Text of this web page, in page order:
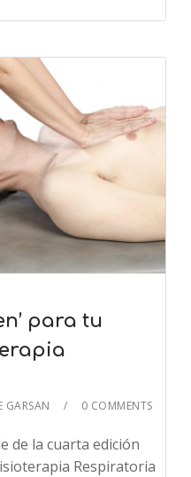
para tu
GARSAN 0 COMMENTS
de la cuarta edición
Respiratoria